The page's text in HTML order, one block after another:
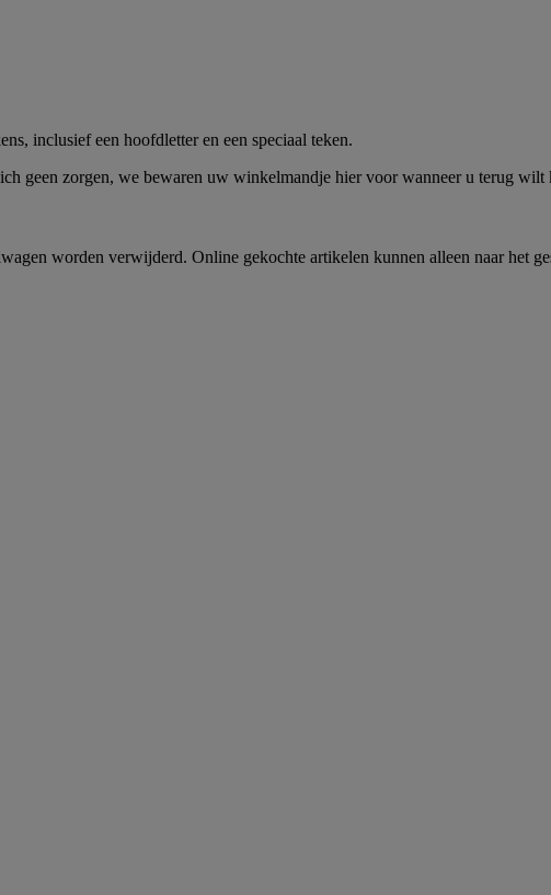
inclusief een hoofdletter en een speciaal teken.
geen zorgen, we bewaren uw winkelmandje hier voor wanneer u terug wilt
worden verwijderd. Online gekochte artikelen kunnen alleen naar het